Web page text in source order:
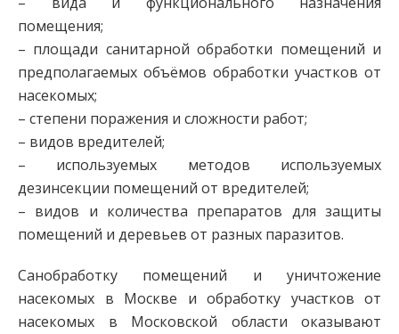
помещения;
– площади санитарной обработки помещений и
предполагаемых объёмов обработки участков от
насекомых;
– степени поражения и сложности работ;
– видов вредителей;
– используемых методов используемых
дезинсекции помещений от вредителей;
– видов и количества препаратов для защиты
помещений и деревьев от разных паразитов.
Санобработку помещений и уничтожение
насекомых в Москве и обработку участков от
насекомых в Московской области оказывают